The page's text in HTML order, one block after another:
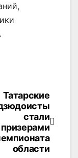
Татарские
стали
призерами
области